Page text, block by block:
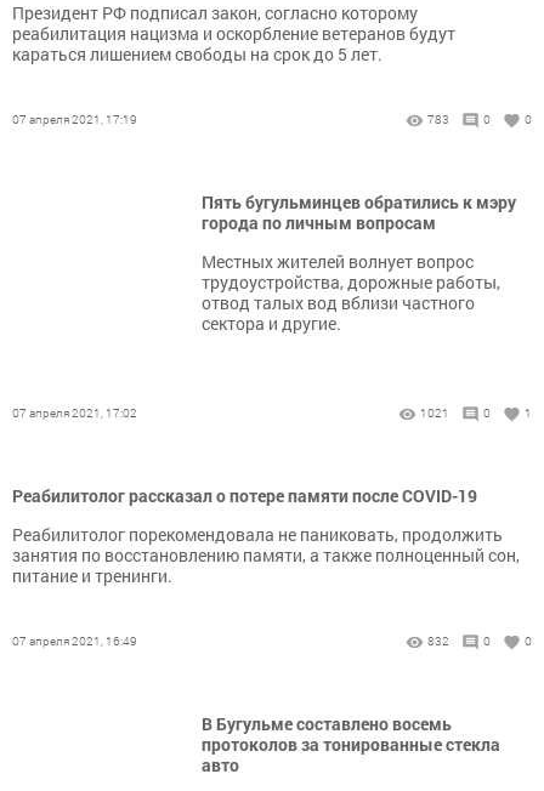
Президент РФ подписал закон, согласно которому
реабилитация нацизма и оскорбление ветеранов будут
караться лишением свободы на срок до 5 лет.
07 апреля 2021, 17:19 783 0 0
Пять бугульминцев обратились к мэру
города по личным вопросам
Местных жителей волнует вопрос
трудоустройства, дорожные работы,
отвод талых вод вблизи частного
сектора и другие.
07 апреля 2021, 17:02 1021 0 1
Реабилитолог рассказал о потере памяти после COVID-19
Реабилитолог порекомендовала не паниковать, продолжить
занятия по восстановлению памяти, а также полноценный сон,
питание и тренинги.
07 апреля 2021, 16:49 832 0 0
В Бугульме составлено восемь
протоколов за тонированные стекла
авто